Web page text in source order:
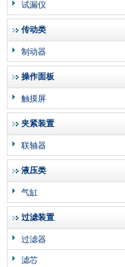
试漏仪
传动类
制动器
操作面板
触摸屏
夹紧装置
联轴器
液压类
气缸
过滤装置
过滤器
滤芯